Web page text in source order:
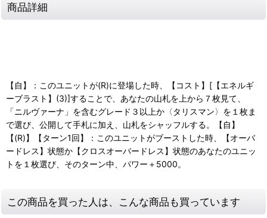
商品詳細
【自】：このユニットが(R)に登場した時、【コスト】[【エネルギ
ーブラスト】(3)]することで、あなたの山札を上から７枚見て、
「ニルヴァーナ」を含むグレード３以上か〈タリスマン〉を１枚ま
で選び、公開して手札に加え、山札をシャッフルする。【自】
【(R)】【ターン1回】：このユニットがブーストした時、【オーバ
ードレス】状態か【クロスオーバードレス】状態のあなたのユニッ
トを１枚選び、そのターン中、パワー＋5000。
この商品を買った人は、こんな商品も買っています